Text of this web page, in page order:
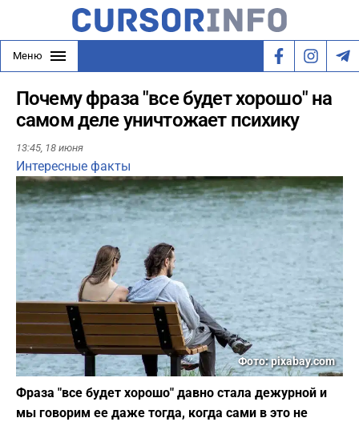
Меню
Почему фраза "все будет хорошо" на
самом деле уничтожает психику
13:45, 18 июня
Интересные факты
Фото: pixabay.com
Фраза "все будет хорошо" давно стала дежурной и
мы говорим ее даже тогда, когда сами в это не